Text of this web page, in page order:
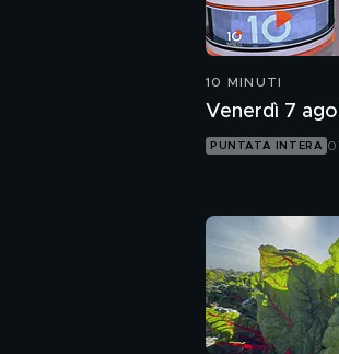
10 MINUTI
Venerdì 7
PUNTATA INTERA